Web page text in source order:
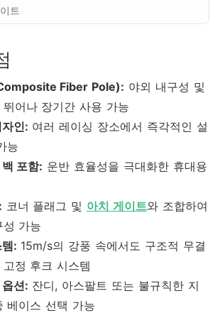
트
Fiber Pole): 야외 내구성 및
어나 장기간 사용 가능
인: 여러 레이싱 장소에서 즉각적인 설
능
포함: 운반 효율성을 극대화한 휴대용
코너 플래그 및 아치 게이트와 조합하여
가능
: 15m/s의 강풍 속에서도 구조적 무결
정 후크 시스템
션: 잔디, 아스팔트 또는 불규칙한 지
베이스 선택 가능